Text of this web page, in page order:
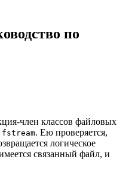
по
член классов файловых
fstream. Ею проверяется,
логическое
связанный файл, и